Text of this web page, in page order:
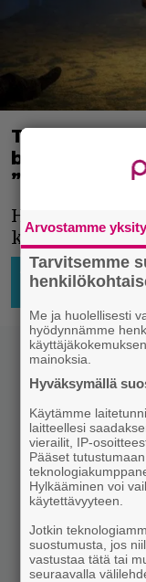
Tom Hardy
brutaalissa
Hardy ei halua
kuin on
AJATTELEMISEN
Arvostamme
Tarvitsemme
Me ja huolellisesti
hyödynnämme
mainoksia.
Hyväksymällä
Käytämme
laitteellesi
vierailit, IP-
Pääset
Hylkääminen voi
käytettävyyteen.
Jotkin
suostumusta, jos
vastustaa tätä tai
seuraavalla